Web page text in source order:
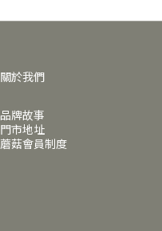
關於我們
品牌故事
門市地址
蘑菇會員制度